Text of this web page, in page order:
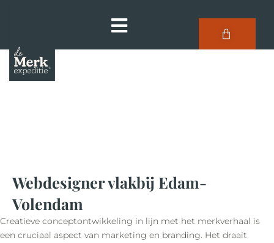
Webdesigner vlakbij Edam-
Volendam
Creatieve conceptontwikkeling in lijn met het merkverhaal is
een cruciaal aspect van marketing en branding. Het draait